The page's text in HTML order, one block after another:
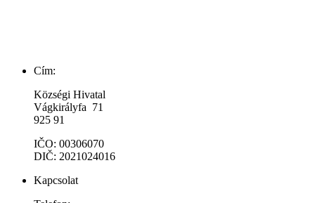
Cím:
Községi Hivatal
Vágkirályfa 71
925 91
IČO: 00306070
DIČ: 2021024016
Kapcsolat